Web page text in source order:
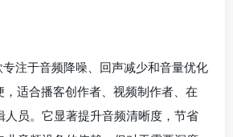
注于音频降噪、回声减少和音量优化
，适合播客创作者、视频制作者、在
人员。它显著提升音频清晰度，节省